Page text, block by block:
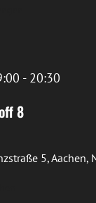
8
- 20:30
5, Aachen,